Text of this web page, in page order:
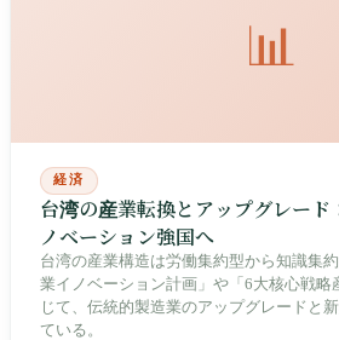
📊
経済
台湾の産業転換とアップグレード
ノベーション強国へ
台湾の産業構造は労働集約型から知識集
業イノベーション計画」や「6大核心戦略
じて、伝統的製造業のアップグレードと
ている。